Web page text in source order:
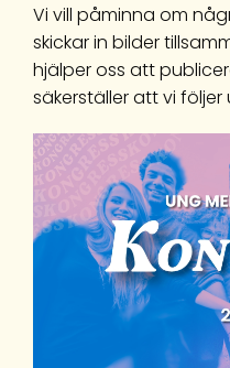
Vi vill påminna om
skickar in bilder
hjälper oss att
säkerställer att vi